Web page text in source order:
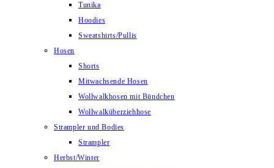
Tunika
Hoodies
Sweatshirts/Pullis
Hosen
Shorts
Mitwachsende Hosen
Wollwalkhosen mit Bündchen
Wollwalküberziehhose
Strampler und Bodies
Strampler
Herbst/Winter